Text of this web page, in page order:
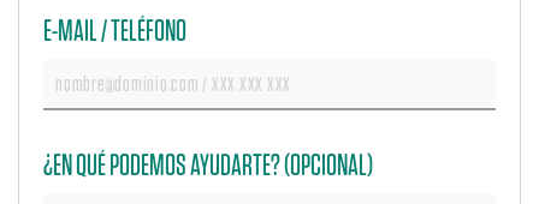
E-MAIL / TELÉFONO
¿EN QUÉ PODEMOS AYUDARTE? (OPCIONAL)